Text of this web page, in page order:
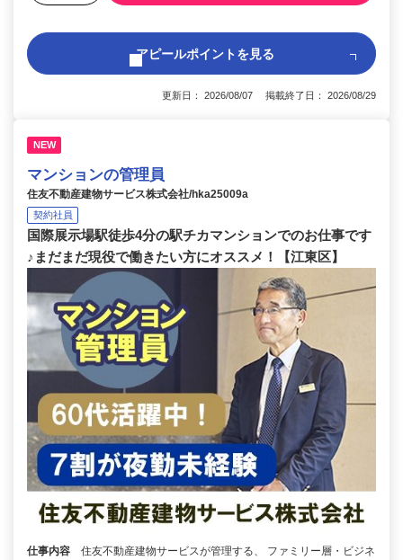
アピールポイントを見る
更新日： 2026/08/07 掲載終了日： 2026/08/29
NEW
マンションの管理員
住友不動産建物サービス株式会社/hka25009a
契約社員
国際展示場駅徒歩4分の駅チカマンションでのお仕事です
♪まだまだ現役で働きたい方にオススメ！【江東区】
仕事内容
住友不動産建物サービスが管理する、 ファミリー層・ビジネ